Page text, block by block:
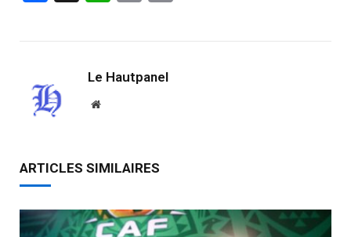
Le Hautpanel
Website
ARTICLES SIMILAIRES